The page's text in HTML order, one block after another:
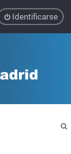
Identificarse